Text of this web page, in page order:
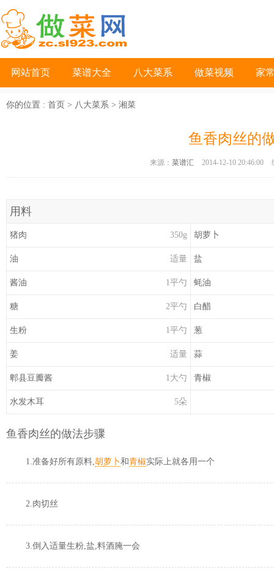
网站首页 菜谱大全 八大菜系 做菜视频 家
你的位置 : 首页 > 八大菜系 > 湘菜
鱼香肉丝的
来源： 菜谱汇 2014-12-10 20:46:00
用料
猪肉 350g 胡萝卜
油 适量 盐
酱油 1平勺 蚝油
糖 2平勺 白醋
生粉 1平勺 葱
姜 适量 蒜
郫县豆瓣酱 1大勺 青椒
水发木耳 5朵
鱼香肉丝的做法步骤
1.准备好所有原料,胡萝卜和青椒实际上就各用一个
2.肉切丝
3.倒入适量生粉,盐,料酒腌一会